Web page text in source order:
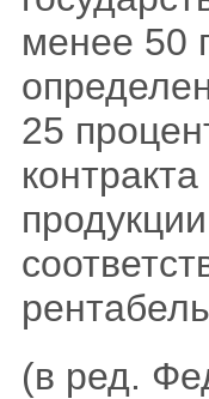
менее 50
25
(в ред.